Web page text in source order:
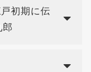
初期に伝
郎